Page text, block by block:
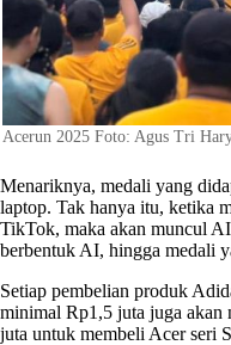
Acerun 2025 Foto: Agus Tri
Menariknya, medali yang
laptop. Tak hanya itu, ketika
TikTok, maka akan muncul
berbentuk AI, hingga medali
Setiap pembelian produk
minimal Rp1,5 juta juga akan
juta untuk membeli Acer seri